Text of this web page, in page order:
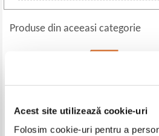
Acest site utilizează cookie-uri
Folosim cookie-uri pentru a
Produse din aceeasi categorie